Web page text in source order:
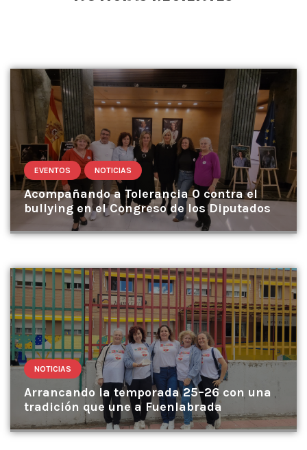
EVENTOS NOTICIAS
Acompañando a Tolerancia 0 contra el
bullying en el Congreso de los Diputados
NOTICIAS
Arrancando la temporada 25–26 con una
tradición que une a Fuenlabrada